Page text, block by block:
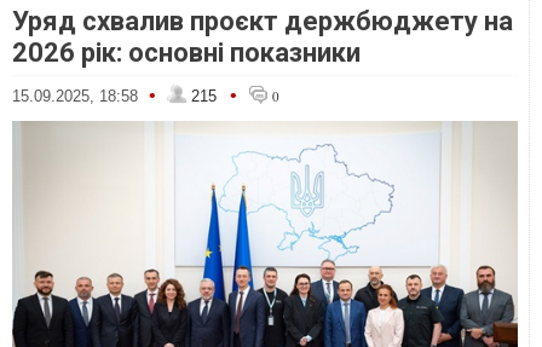
Уряд схвалив проєкт держбюджету на
2026 рік: основні показники
15.09.2025, 18:58 • 215 • 0